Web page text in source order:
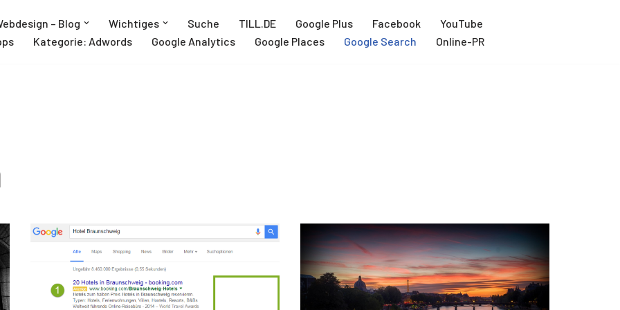
– Blog Wichtiges Suche TILL.DE Google Plus Facebook
YouTube
Kategorie: Adwords Google Analytics Google Places Google Search Online-PR